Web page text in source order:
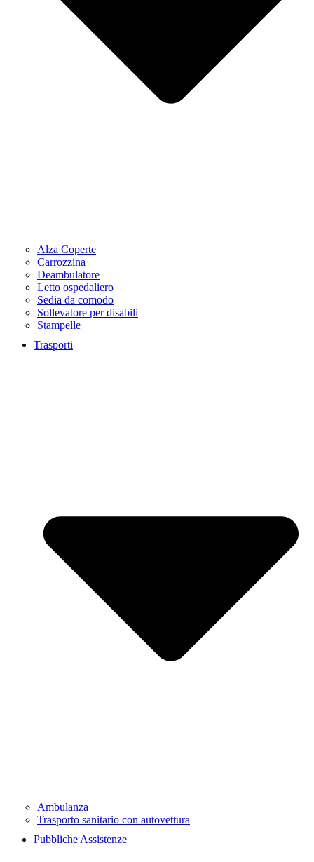
Alza Coperte
Carrozzina
Deambulatore
Letto ospedaliero
Sedia da comodo
Sollevatore per disabili
Stampelle
Trasporti
Ambulanza
Trasporto sanitario con autovettura
Pubbliche Assistenze